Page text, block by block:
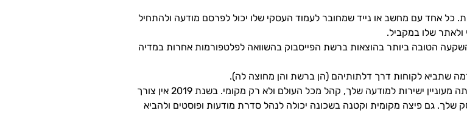
כל אחד עם מחשב או נייד שמחובר לעמוד העסקי שלו יכול לפרסם מודעה ולהתחיל
ולאתר שלו במקביל.
ההשקעה הטובה ביותר בהוצאות ברשת הפייסבוק בהשוואה לפלטפורמות אחרות במדיה
בעזרת פרסומות בפייסבוק, אתה יכול למקד את הקהל שאתה מעוניין ישירות למודעה שלך, קהל מכל העולם ולא רק מקומי. בשנת 2019 אין צורך
שלך. גם פיצה מקומית וקטנה בשכונה יכולה לנהל סדרת מודעות ופוסטים ולהביא